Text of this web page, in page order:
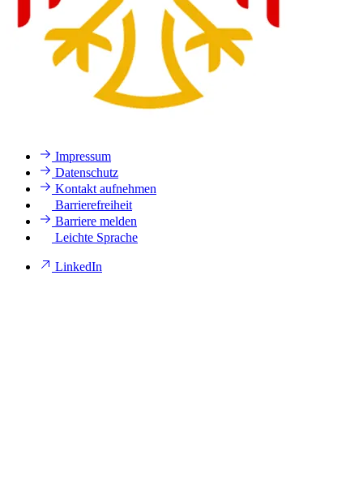
Impressum
Datenschutz
Kontakt aufnehmen
Barrierefreiheit
Barriere melden
Leichte Sprache
LinkedIn